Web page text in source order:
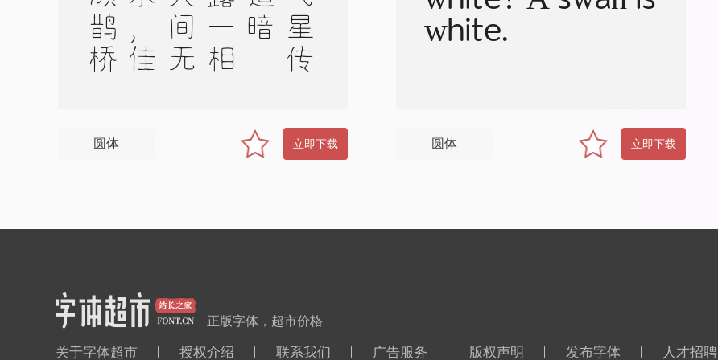
圆体 立即下载
white.
圆体 立即下载
正版字体，超市价格
关于字体超市
授权介绍 联系我们 广告服务 版权声明 发布字体 人才招聘